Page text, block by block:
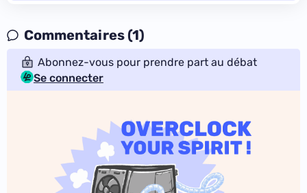
Commentaires (1)
Abonnez-vous pour prendre part au débat
Se connecter